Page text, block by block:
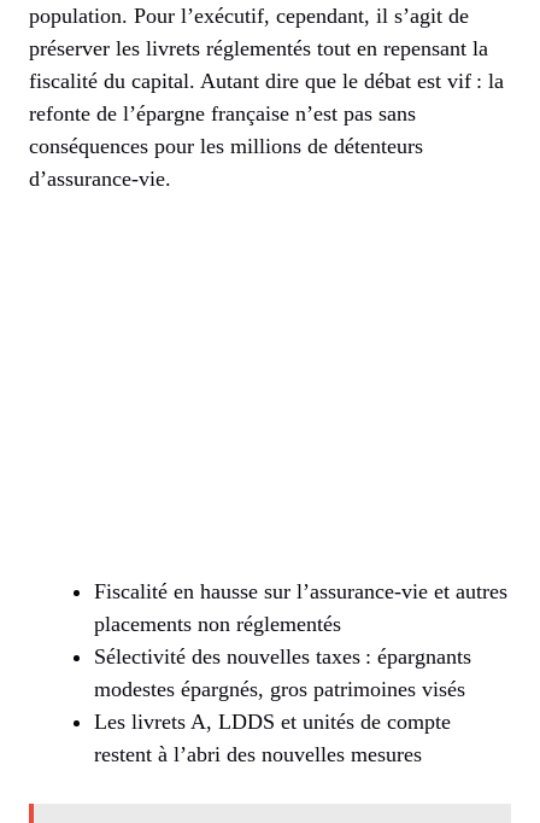
population. Pour l’exécutif, cependant, il s’agit de
préserver les livrets réglementés tout en repensant la
fiscalité du capital. Autant dire que le débat est vif : la
refonte de l’épargne française n’est pas sans
conséquences pour les millions de détenteurs
d’assurance-vie.
Fiscalité en hausse sur l’assurance-vie et autres
placements non réglementés
Sélectivité des nouvelles taxes : épargnants
modestes épargnés, gros patrimoines visés
Les livrets A, LDDS et unités de compte
restent à l’abri des nouvelles mesures